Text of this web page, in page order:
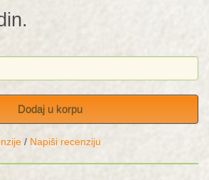
Dodaj u korpu
/ Napiši recenziju